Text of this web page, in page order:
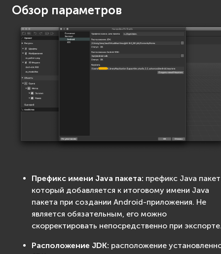
Объекты
Обзор параметров
Префикс имени Java пакета: префикс Java
который добавляется к итоговому имени Java
пакета при создании Android-приложения. Не
является обязательным, его можно
скорректировать непосредственно при
Расположение JDK: расположение